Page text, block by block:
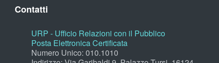
Contatti
URP - Ufficio Relazioni con il Pubblico
Posta Elettronica Certificata
Numero Unico: 010.1010